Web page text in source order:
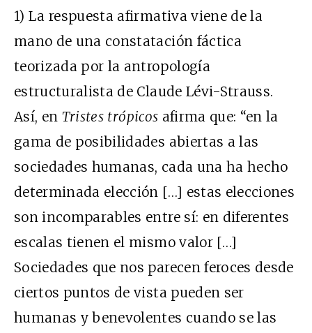
1) La respuesta afirmativa viene de la
mano de una constatación fáctica
teorizada por la antropología
estructuralista de Claude Lévi-Strauss.
Así, en Tristes trópicos afirma que: “en la
gama de posibilidades abiertas a las
sociedades humanas, cada una ha hecho
determinada elección […] estas elecciones
son incomparables entre sí: en diferentes
escalas tienen el mismo valor […]
Sociedades que nos parecen feroces desde
ciertos puntos de vista pueden ser
humanas y benevolentes cuando se las